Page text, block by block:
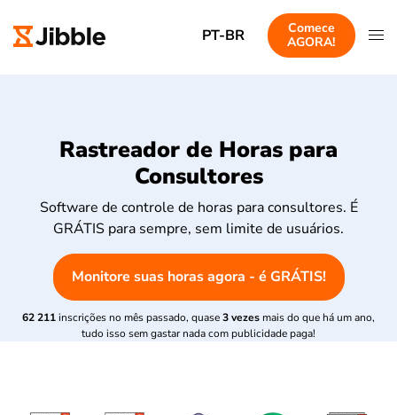
PT-BR
Comece
AGORA!
Rastreador de Horas para
Consultores
Software de controle de horas para consultores. É
GRÁTIS para sempre, sem limite de usuários.
Monitore suas horas agora - é GRÁTIS!
62 211inscrições no mês passado, quase3 vezes mais do que há um ano,
tudo isso sem gastar nada com publicidade paga!